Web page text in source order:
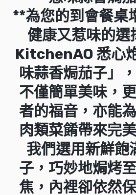
**為您的到會餐桌
健康又惹味的選
KitchenAO 悉心
味蒜香焗茄子」
不僅簡單美味，
者的福音，亦能
肉類菜餚帶來完
我們選用新鮮飽
子，巧妙地焗烤
焦，內裡卻依然